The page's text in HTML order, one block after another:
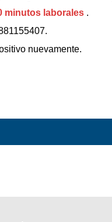
minutos laborales .
nuevamente.